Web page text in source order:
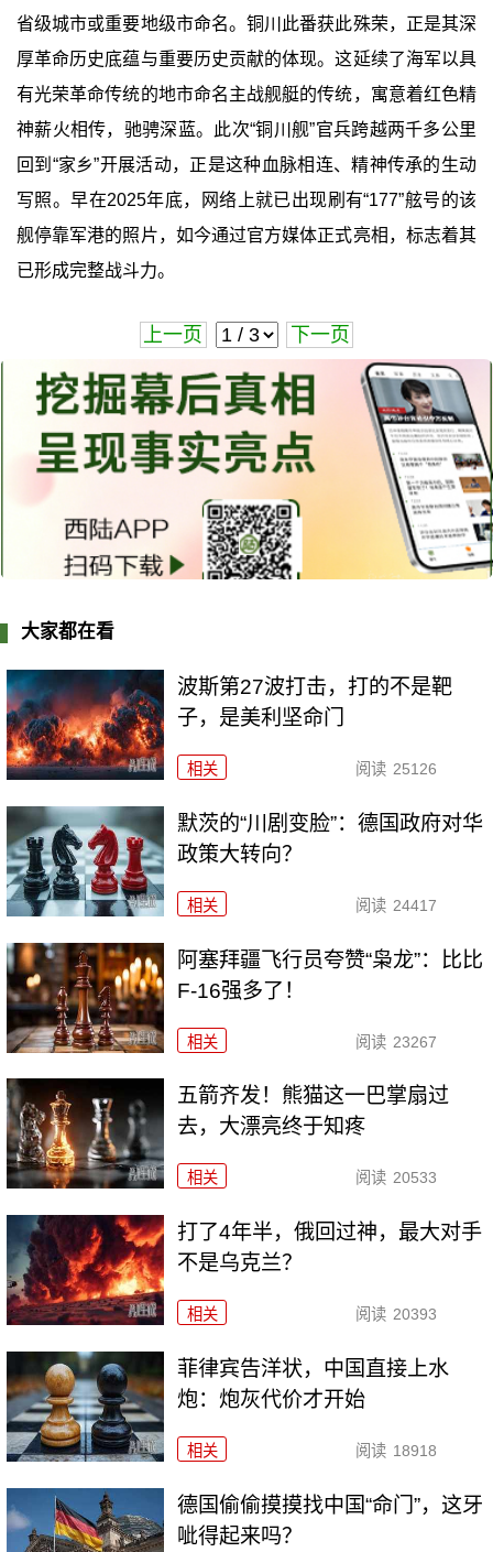
省级城市或重要地级市命名。铜川此番获此殊荣，正是其深
厚革命历史底蕴与重要历史贡献的体现。这延续了海军以具
有光荣革命传统的地市命名主战舰艇的传统，寓意着红色精
神薪火相传，驰骋深蓝。此次“铜川舰”官兵跨越两千多公里
回到“家乡”开展活动，正是这种血脉相连、精神传承的生动
写照。早在2025年底，网络上就已出现刷有“177”舷号的该
舰停靠军港的照片，如今通过官方媒体正式亮相，标志着其
已形成完整战斗力。
上一页 下一页
大家都在看
波斯第27波打击，打的不是靶
子，是美利坚命门
相关 阅读 25126
默茨的“川剧变脸”：德国政府对华
政策大转向？
相关 阅读 24417
阿塞拜疆飞行员夸赞“枭龙”：比比
F-16强多了！
相关 阅读 23267
五箭齐发！熊猫这一巴掌扇过
去，大漂亮终于知疼
相关 阅读 20533
打了4年半，俄回过神，最大对手
不是乌克兰？
相关 阅读 20393
菲律宾告洋状，中国直接上水
炮：炮灰代价才开始
相关 阅读 18918
德国偷偷摸摸找中国“命门”，这牙
呲得起来吗？